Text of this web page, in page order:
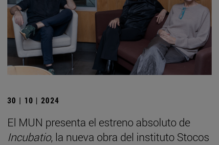
30 | 10 | 2024
El MUN presenta el estreno absoluto de
Incubatio, la nueva obra del instituto Stocos